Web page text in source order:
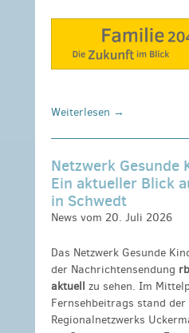
Weiterlesen →
Netzwerk Gesunde
Ein aktueller Blick
in Schwedt
News vom 20. Juli 2026
Das Netzwerk Gesunde
der Nachrichtensendung
aktuell zu sehen. Im
Fernsehbeitrags stand
Regionalnetzwerks